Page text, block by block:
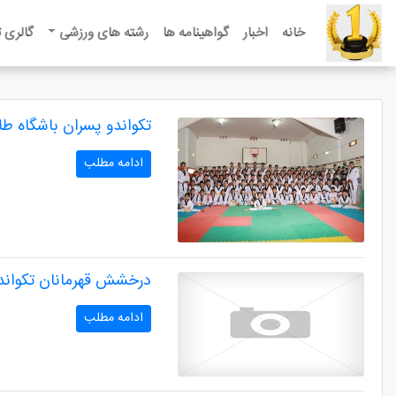
خانه اخبار گواهینامه ها رشته های ورزشی
تکواندو پسران باشگاه
ادامه مطلب
درخشش قهرمانان
ادامه مطلب